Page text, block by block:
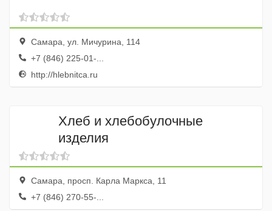
Самара, ул. Мичурина, 114
+7 (846) 225-01-...
http://hlebnitca.ru
Хлеб и хлебобулочные
изделия
Самара, просп. Карла Маркса, 11
+7 (846) 270-55-...